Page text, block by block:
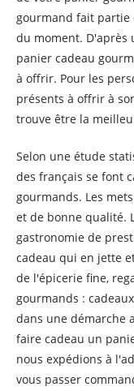
gourmand fait partie
du moment. D'après
panier cadeau
à offrir. Pour les
présents à offrir à
trouve être la
Selon une étude
des français se font
gourmands. Les
et de bonne qualité.
gastronomie de
cadeau qui en jette
de l'épicerie fine,
gourmands :
dans une démarche
faire cadeau un
nous expédions à
vous passer